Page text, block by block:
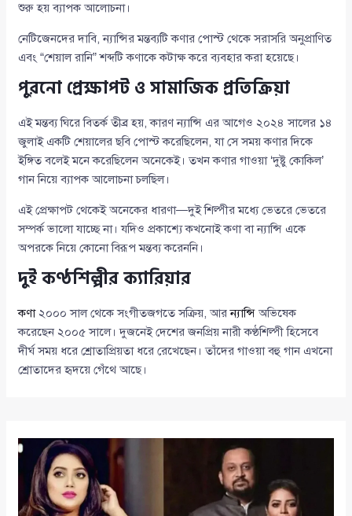
শুরু হয় ব্যাপক আলোচনা।
নেটিজেনদের দাবি, ন্যান্সির মন্তব্যটি কণার পোস্ট থেকে সরাসরি অনুপ্রাণিত
এবং “শেয়াল রানি” শব্দটি কণাকে কটাক্ষ করে ব্যবহার করা হয়েছে।
পুরনো প্রেক্ষাপট ও সামাজিক প্রতিক্রিয়া
এই মন্তব্য ঘিরে বিতর্ক তীব্র হয়, কারণ ন্যান্সি এর আগেও ২০২৪ সালের ১৪
জুলাই একটি শেয়ালের ছবি পোস্ট করেছিলেন, যা সে সময় কণার দিকে
ইঙ্গিত বলেই মনে করেছিলেন অনেকেই। তখন কণার গাওয়া ‘দুষ্টু কোকিল’
গান নিয়ে ব্যাপক আলোচনা চলছিল।
এই প্রেক্ষাপট থেকেই অনেকের ধারণা—দুই শিল্পীর মধ্যে ভেতরে ভেতরে
সম্পর্ক ভালো যাচ্ছে না। যদিও প্রকাশ্যে কখনোই কণা বা ন্যান্সি একে
অপরকে নিয়ে কোনো বিরূপ মন্তব্য করেননি।
দুই কণ্ঠশিল্পীর ক্যারিয়ার
কণা২০০০ সাল থেকে সংগীতজগতে সক্রিয়, আরন্যান্সিঅভিষেক
করেছেন ২০০৫ সালে। দুজনেই দেশের জনপ্রিয় নারী কণ্ঠশিল্পী হিসেবে
দীর্ঘ সময় ধরে শ্রোতাপ্রিয়তা ধরে রেখেছেন। তাঁদের গাওয়া বহু গান এখনো
শ্রোতাদের হৃদয়ে গেঁথে আছে।